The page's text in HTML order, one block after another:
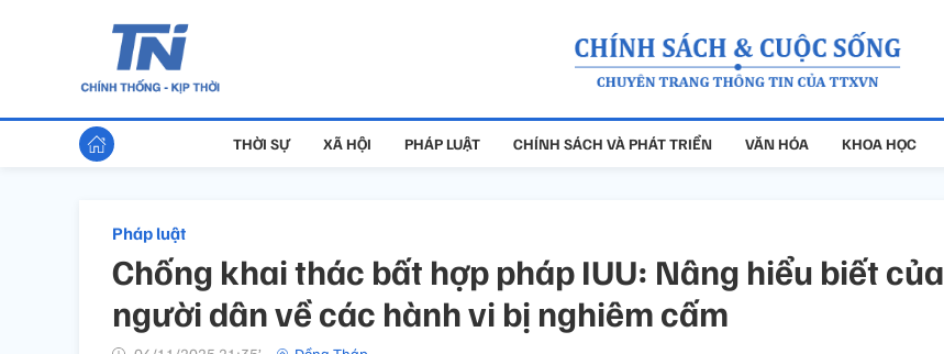
THỜI SỰ XÃ HỘI PHÁP LUẬT CHÍNH SÁCH VÀ PHÁT TRIỂN VĂN HÓA KHOA HỌC
Pháp luật
Chống khai thác bất hợp pháp IUU: Nâng hiểu biết của
người dân về các hành vi bị nghiêm cấm